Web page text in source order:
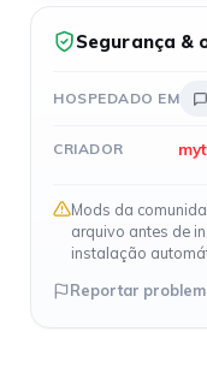
Segurança &
HOSPEDADO EM
CRIADOR
Mods da
arquivo antes de
instalação
Reportar